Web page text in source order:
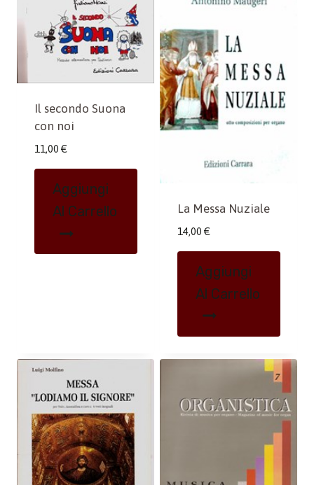
Il secondo Suona
con noi
11,00 €
Aggiungi
Al Carrello
La Messa Nuziale
14,00 €
Aggiungi
Al Carrello